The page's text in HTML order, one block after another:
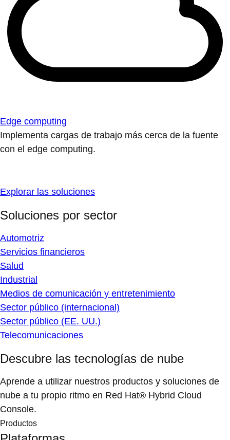
Edge computing
Implementa cargas de trabajo más cerca de la fuente
con el edge computing.
Explorar las soluciones
Soluciones por sector
Automotriz
Servicios financieros
Salud
Industrial
Medios de comunicación y entretenimiento
Sector público (internacional)
Sector público (EE. UU.)
Telecomunicaciones
Descubre las tecnologías de nube
Aprende a utilizar nuestros productos y soluciones de
nube a tu propio ritmo en Red Hat® Hybrid Cloud
Console.
Productos